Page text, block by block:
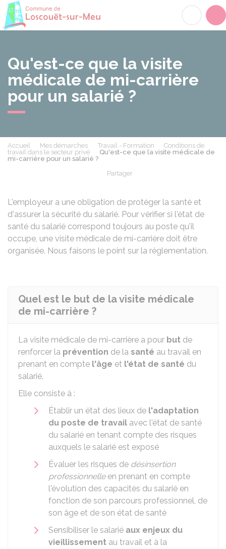
Qu'est-ce que la visite
médicale de mi-carrière
pour un salarié ?
Accueil Mes démarches Travail - Formation
Conditions de
travail dans le secteur privé
Qu'est-ce que la visite médicale de
mi-carrière pour un salarié ?
Partager
L'employeur a une obligation de protéger la santé et
d'assurer la sécurité du salarié. Pour vérifier si l'état de
santé du salarié correspond toujours au poste qu'il
occupe, une visite médicale de mi-carrière doit être
organisée. Nous faisons le point sur la réglementation.
Quel est le but de la visite médicale
de mi-carrière ?
La visite médicale de mi-carrière a pour but de
renforcer la prévention de la santé au travail en
prenant en compte l'âge et l'état de santé du
salarié.
Elle consiste à :
Établir un état des lieux de l'adaptation
du poste de travail avec l'état de santé
du salarié en tenant compte des risques
auxquels le salarié est exposé
Évaluer les risques de désinsertion
professionnelleen prenant en compte
l'évolution des capacités du salarié en
fonction de son parcours professionnel, de
son âge et de son état de santé
Sensibiliser le salarié aux enjeux du
vieillissement au travail et à la